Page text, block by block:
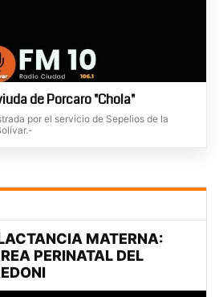
de Porcaro "Chola"
por el servicio de Sepelios de la